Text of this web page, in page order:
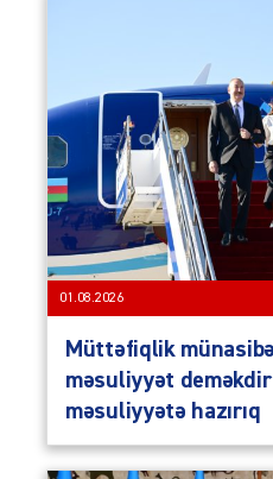
01.08.2026
Müttəfiqlik
məsuliyyət
məsuliyyətə hazırıq